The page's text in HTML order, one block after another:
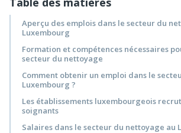
Aperçu des emplois dans le secteur du
Luxembourg
Formation et compétences nécessaires
secteur du nettoyage
Comment obtenir un emploi dans le
Luxembourg ?
Les établissements luxembourgeois
soignants
Salaires dans le secteur du nettoyage au